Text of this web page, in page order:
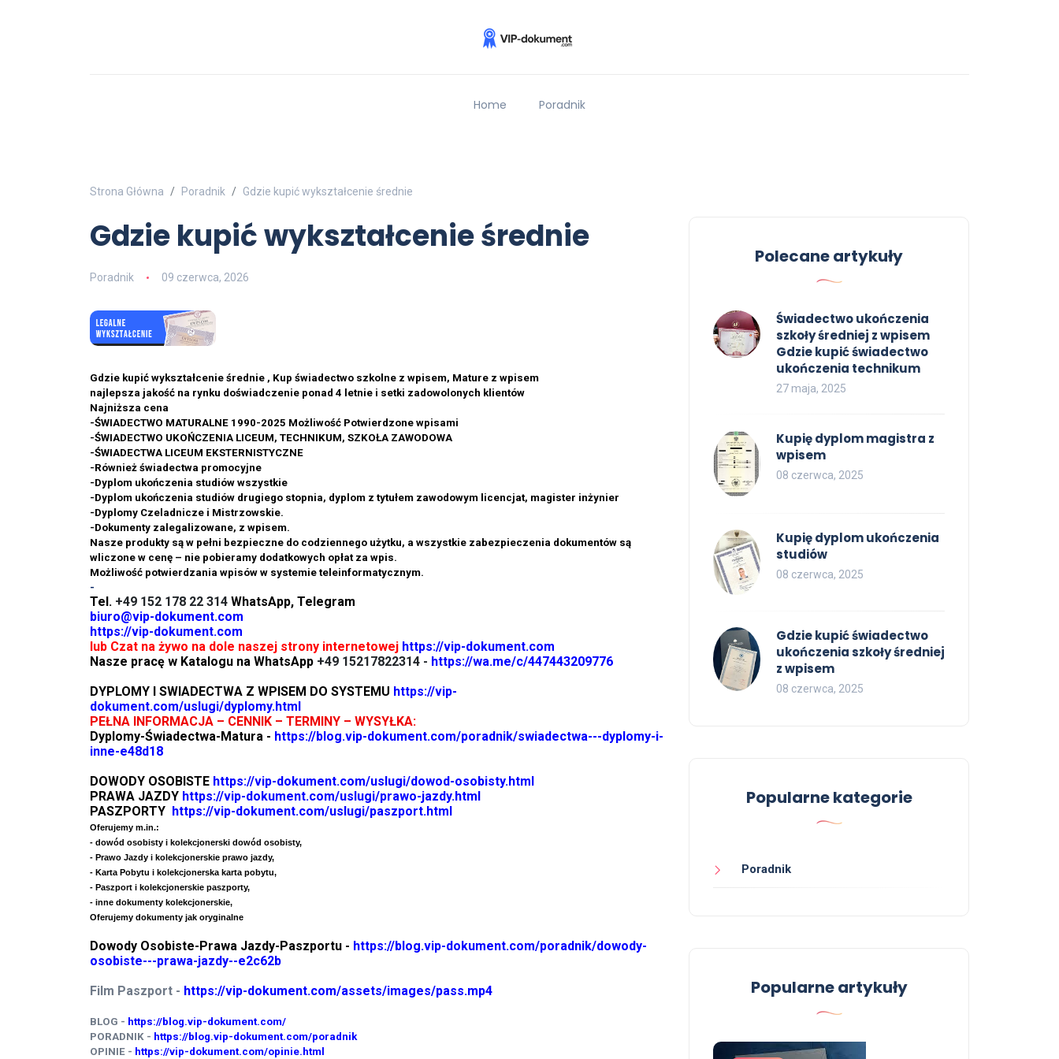
Home Poradnik
Strona Główna Poradnik Gdzie kupić wykształcenie średnie
Gdzie kupić wykształcenie średnie
Poradnik 09 czerwca, 2026
Gdzie kupić wykształcenie średnie , Kup świadectwo szkolne z wpisem, Mature z wpisem
najlepsza jakość na rynku doświadczenie ponad 4 letnie i setki zadowolonych klientów
Najniższa cena
-ŚWIADECTWO MATURALNE 1990-2025 Możliwość Potwierdzone wpisami
-ŚWIADECTWO UKOŃCZENIA LICEUM, TECHNIKUM, SZKOŁA ZAWODOWA
-ŚWIADECTWA LICEUM EKSTERNISTYCZNE
-Również świadectwa promocyjne
-Dyplom ukończenia studiów wszystkie
-Dyplom ukończenia studiów drugiego stopnia, dyplom z tytułem zawodowym licencjat, magister inżynier
-Dyplomy Czeladnicze i Mistrzowskie.
-Dokumenty zalegalizowane, z wpisem.
Nasze produkty są w pełni bezpieczne do codziennego użytku, a wszystkie zabezpieczenia dokumentów są
wliczone w cenę – nie pobieramy dodatkowych opłat za wpis.
Możliwość potwierdzania wpisów w systemie teleinformatycznym.
-
Tel. +49 152 178 22 314 WhatsApp, Telegram
biuro@vip-dokument.com
https://vip-dokument.com
lub Czat na żywo na dole naszej strony internetowej https://vip-dokument.com
Nasze pracę w Katalogu na WhatsApp +49 15217822314 - https://wa.me/c/447443209776
DYPLOMY I SWIADECTWA Z WPISEM DO SYSTEMU https://vip-
dokument.com/uslugi/dyplomy.html
PEŁNA INFORMACJA – CENNIK – TERMINY – WYSYŁKA:
Dyplomy-Świadectwa-Matura - https://blog.vip-dokument.com/poradnik/swiadectwa---dyplomy-i-
inne-e48d18
DOWODY OSOBISTE https://vip-dokument.com/uslugi/dowod-osobisty.html
PRAWA JAZDY https://vip-dokument.com/uslugi/prawo-jazdy.html
PASZPORTY https://vip-dokument.com/uslugi/paszport.html
Oferujemy m.in.:
- dowód osobisty i kolekcjonerski dowód osobisty,
- Prawo Jazdy i kolekcjonerskie prawo jazdy,
- Karta Pobytu i kolekcjonerska karta pobytu,
- Paszport i kolekcjonerskie paszporty,
- inne dokumenty kolekcjonerskie,
Oferujemy dokumenty jak oryginalne
Dowody Osobiste-Prawa Jazdy-Paszportu - https://blog.vip-dokument.com/poradnik/dowody-
osobiste---prawa-jazdy--e2c62b
Film Paszport - https://vip-dokument.com/assets/images/pass.mp4
BLOG - https://blog.vip-dokument.com/
PORADNIK - https://blog.vip-dokument.com/poradnik
OPINIE - https://vip-dokument.com/opinie.html
Polecane artykuły
Świadectwo ukończenia
szkoły średniej z wpisem
Gdzie kupić świadectwo
ukończenia technikum
27 maja, 2025
Kupię dyplom magistra z
wpisem
08 czerwca, 2025
Kupię dyplom ukończenia
studiów
08 czerwca, 2025
Gdzie kupić świadectwo
ukończenia szkoły średniej
z wpisem
08 czerwca, 2025
Popularne kategorie
Poradnik
Popularne artykuły